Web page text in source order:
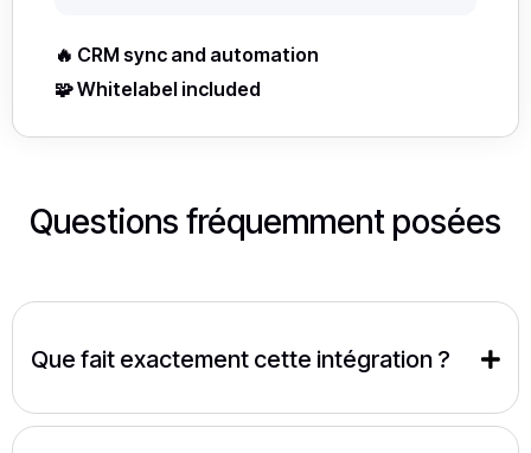
🔥 CRM sync and automation
🧩 Whitelabel included
Questions fréquemment posées
Que fait exactement cette intégration ?